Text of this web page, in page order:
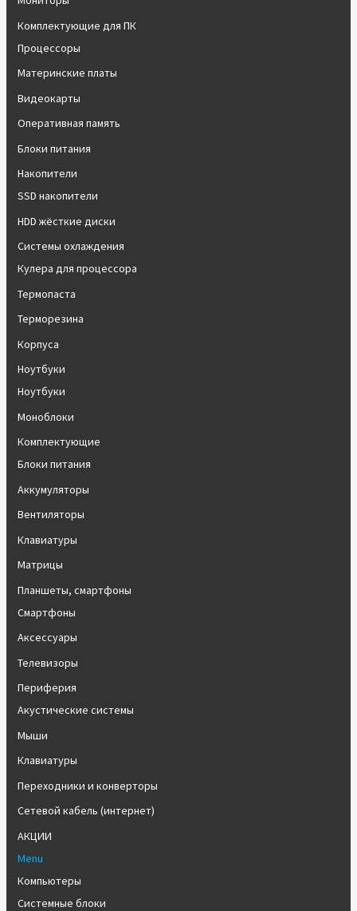
Комплектующие для ПК
Процессоры
Материнские платы
Видеокарты
Оперативная память
Блоки питания
Накопители
SSD накопители
HDD жёсткие диски
Системы охлаждения
Кулера для процессора
Термопаста
Терморезина
Корпуса
Ноутбуки
Ноутбуки
Моноблоки
Комплектующие
Блоки питания
Аккумуляторы
Вентиляторы
Клавиатуры
Матрицы
Планшеты, смартфоны
Смартфоны
Аксессуары
Телевизоры
Периферия
Акустические системы
Мыши
Клавиатуры
Переходники и конверторы
Сетевой кабель (интернет)
АКЦИИ
Menu
Компьютеры
Системные блоки